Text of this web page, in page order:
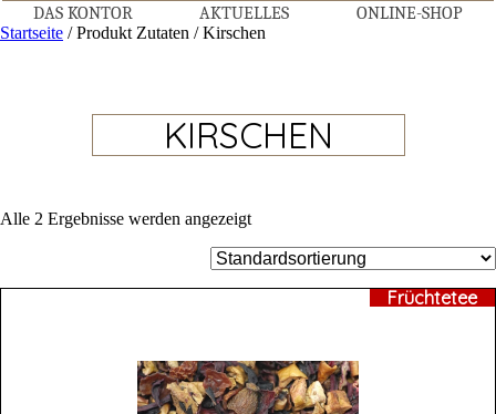
DAS KON­TOR AKTU­EL­LES ONLINE-SHOP
Startseite / Produkt Zutaten / Kirschen
KIRSCHEN
Alle 2 Ergebnisse werden angezeigt
Früchtetee